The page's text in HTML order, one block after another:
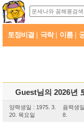
토정비결 극락 이름
Guest님의 2026년
양력생일 : 1975. 3.
20. 목요일
음력생
8.